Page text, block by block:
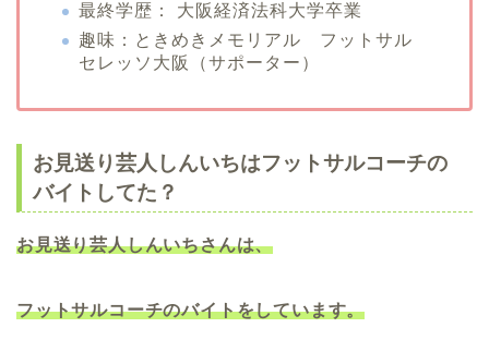
最終学歴： 大阪経済法科大学卒業
趣味：ときめきメモリアル フットサル
セレッソ大阪（サポーター）
お見送り芸人しんいちはフットサルコーチの
バイトしてた？
お見送り芸人しんいちさんは、
フットサルコーチのバイトをしています。